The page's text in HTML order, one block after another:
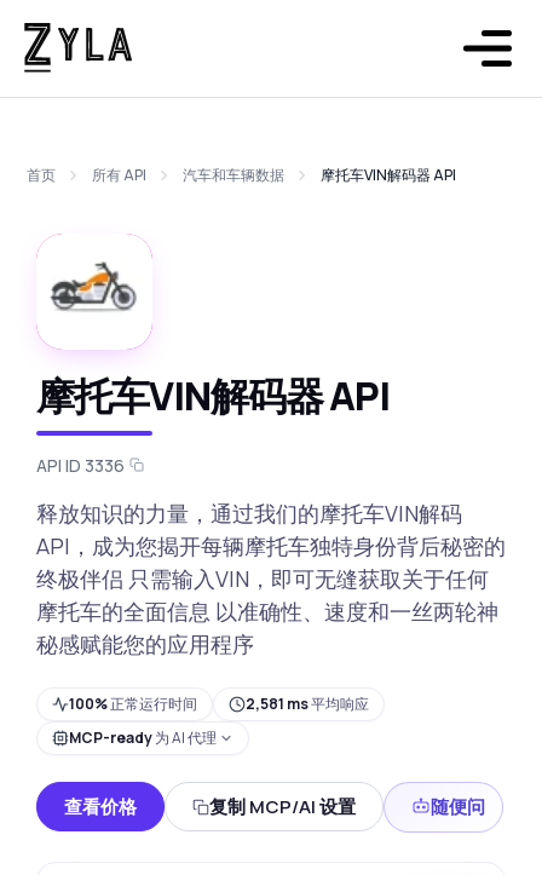
首页 所有 API 汽车和车辆数据 摩托车VIN解码器 API
摩托车VIN解码器 API
API ID 3336
释放知识的力量，通过我们的摩托车VIN解码
API，成为您揭开每辆摩托车独特身份背后秘密的
终极伴侣 只需输入VIN，即可无缝获取关于任何
摩托车的全面信息 以准确性、速度和一丝两轮神
秘感赋能您的应用程序
100%正常运行时间 2,581 ms平均响应
MCP-ready为 AI 代理
查看价格 复制 MCP/AI 设置 随便问